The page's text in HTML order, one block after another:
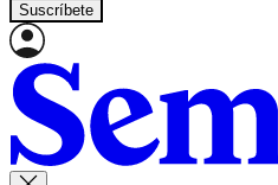
Suscríbete